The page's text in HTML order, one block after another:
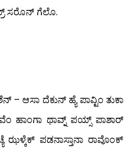
ಸರೊನ್ ಗೆಲೊ.
– ಆಸಾ ದೆಕುನ್ ಹ್ಯೆ ಪಾವ್ಟಿಂ ತುಕಾ
ಹಾಂಗಾ ಥಾವ್ನ್ ಪಯ್ಸ್ ಪಾಶಾರ್
ಝಳ್ಕೆಕ್ ಪಡನಾಸ್ತಾನಾ ರಾವೊಂಕ್